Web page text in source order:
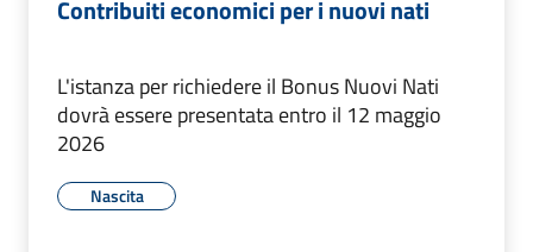
Contribuiti economici per i nuovi nati
L'istanza per richiedere il Bonus Nuovi Nati
dovrà essere presentata entro il 12 maggio
2026
Nascita